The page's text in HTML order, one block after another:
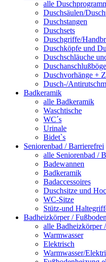
alle
Duschsäulen/
Duschstangen
Duschsets
Duschgriffe/
Duschköpfe und
Duschschläuche
Duschvorhänge +
Dusch-/
Badkeramik
alle Badkeramik
Waschtische
WC´s
Urinale
Bidet`s
Seniorenbad / Barrierefrei
alle Seniorenbad /
Badewannen
Badkeramik
Badaccessoires
Duschsitze und
WC-Sitze
Stütz-und
Badheizkörper /
alle Badheizkörper
Warmwasser
Elektrisch
Warmwasser/